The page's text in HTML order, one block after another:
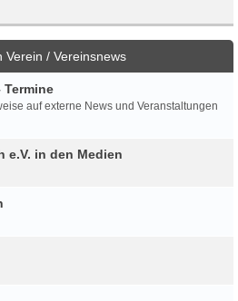
Verein / Vereinsnews
auf externe News und Veranstaltungen
e.V. in den Medien